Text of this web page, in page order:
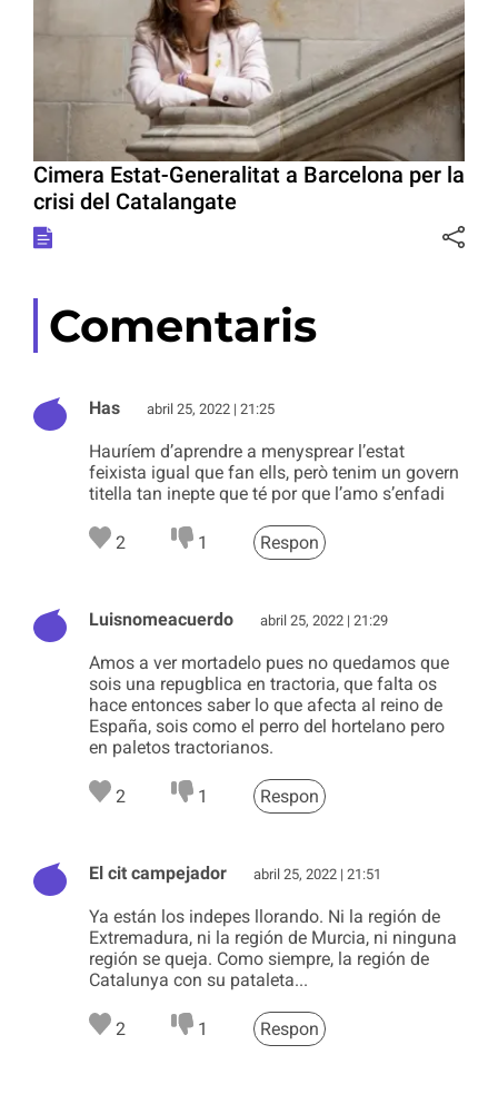
Cimera Estat-Generalitat a Barcelona per la
crisi del Catalangate
Comentaris
Has abril 25, 2022 | 21:25
Hauríem d’aprendre a menysprear l’estat
feixista igual que fan ells, però tenim un govern
titella tan inepte que té por que l’amo s’enfadi
2 1 Respon
Luisnomeacuerdo abril 25, 2022 | 21:29
Amos a ver mortadelo pues no quedamos que
sois una repugblica en tractoria, que falta os
hace entonces saber lo que afecta al reino de
España, sois como el perro del hortelano pero
en paletos tractorianos.
2 1 Respon
El cit campejador abril 25, 2022 | 21:51
Ya están los indepes llorando. Ni la región de
Extremadura, ni la región de Murcia, ni ninguna
región se queja. Como siempre, la región de
Catalunya con su pataleta...
2 1 Respon